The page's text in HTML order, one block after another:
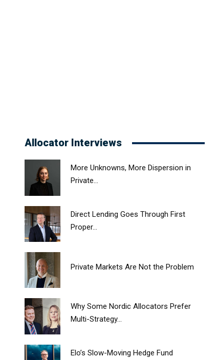
Allocator Interviews
More Unknowns, More Dispersion in
Private...
Direct Lending Goes Through First
Proper...
Private Markets Are Not the Problem
Why Some Nordic Allocators Prefer
Multi-Strategy...
Elo’s Slow-Moving Hedge Fund